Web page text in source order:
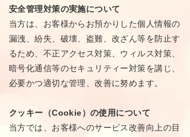
安全管理対策の実施について
当方は、お客様からお預かりした個人情報の
漏洩、紛失、破壊、盗難、改ざん等を防止す
るため、不正アクセス対策、ウィルス対策、
暗号化通信等のセキュリティー対策を講じ、
必要かつ適切な管理、改善に努めます。
クッキー（Cookie）の使用について
当方では、お客様へのサービス改善向上の目